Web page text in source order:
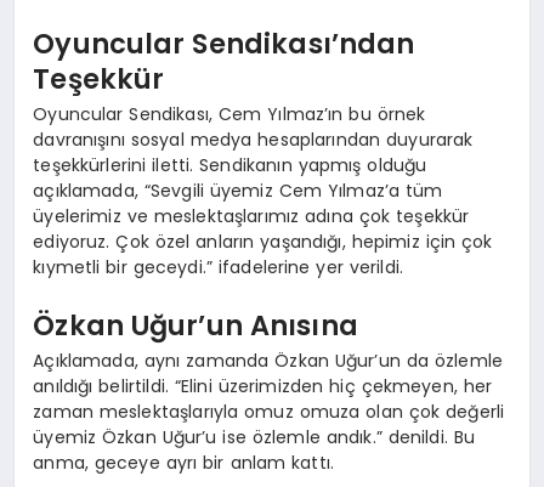
Oyuncular Sendikası’ndan
Teşekkür
Oyuncular Sendikası, Cem Yılmaz’ın bu örnek
davranışını sosyal medya hesaplarından duyurarak
teşekkürlerini iletti. Sendikanın yapmış olduğu
açıklamada, “Sevgili üyemiz Cem Yılmaz’a tüm
üyelerimiz ve meslektaşlarımız adına çok teşekkür
ediyoruz. Çok özel anların yaşandığı, hepimiz için çok
kıymetli bir geceydi.” ifadelerine yer verildi.
Özkan Uğur’un Anısına
Açıklamada, aynı zamanda Özkan Uğur’un da özlemle
anıldığı belirtildi. “Elini üzerimizden hiç çekmeyen, her
zaman meslektaşlarıyla omuz omuza olan çok değerli
üyemiz Özkan Uğur’u ise özlemle andık.” denildi. Bu
anma, geceye ayrı bir anlam kattı.